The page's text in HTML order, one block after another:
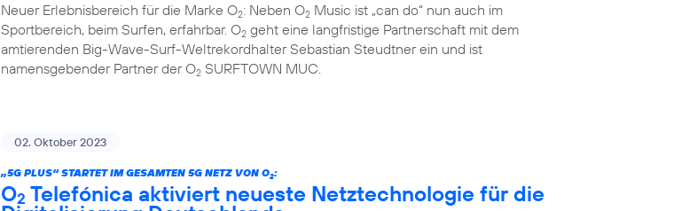
Neuer Erlebnisbereich für die Marke O2: Neben O2 Music ist „can do“ nun auch im
Sportbereich, beim Surfen, erfahrbar. O2 geht eine langfristige Partnerschaft mit dem
amtierenden Big-Wave-Surf-Weltrekordhalter Sebastian Steudtner ein und ist
namensgebender Partner der O2 SURFTOWN MUC.
02. Oktober 2023
„5G PLUS“ STARTET IM GESAMTEN 5G NETZ VON O2:
O2 Telefónica aktiviert neueste Netztechnologie für die